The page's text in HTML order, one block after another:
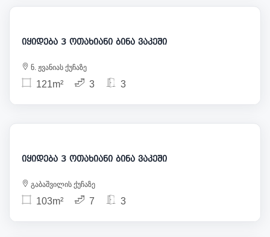
309 000
იყიდება 3 ოთახიანი ბინა ვაკეში
ნ. ჟვანიას ქუჩაზე
121m² 3 3
300 000
იყიდება 3 ოთახიანი ბინა ვაკეში
გაბაშვილის ქუჩაზე
103m² 7 3